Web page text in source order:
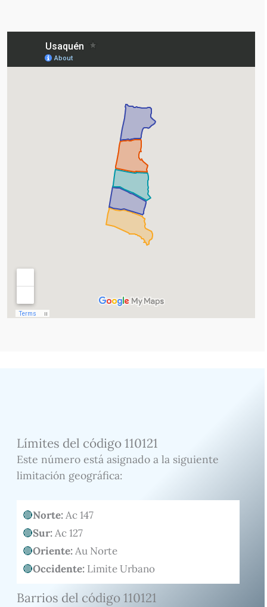
Límites del código 110121
Este número está asignado a la siguiente
limitación geográfica:
Norte:Ac 147
Sur:Ac 127
Oriente:Au Norte
Occidente:Limite Urbano
Barrios del código 110121